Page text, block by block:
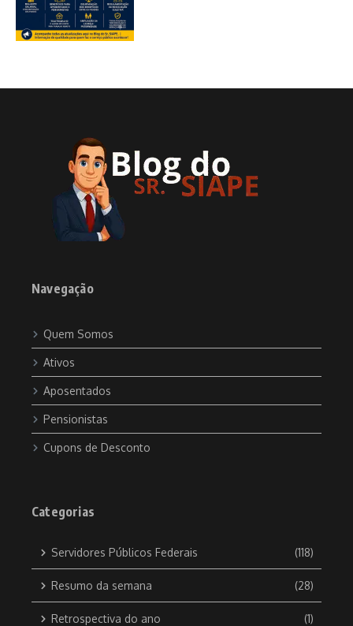
Navegação
Quem Somos
Ativos
Aposentados
Pensionistas
Cupons de Desconto
Categorias
Servidores Públicos Federais (118)
Resumo da semana (28)
Retrospectiva do ano (1)